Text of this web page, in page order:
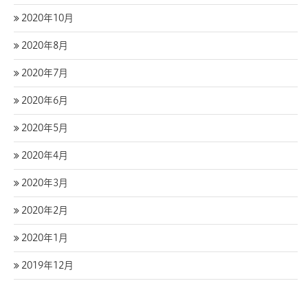
2020年10月
2020年8月
2020年7月
2020年6月
2020年5月
2020年4月
2020年3月
2020年2月
2020年1月
2019年12月